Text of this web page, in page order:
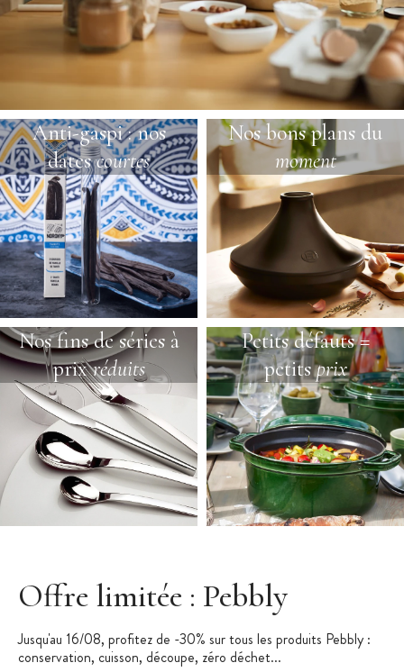
Anti-gaspi : nos
datescourtes
Nos bons plans du
moment
Nos fins de séries à
prixréduits
Petits défauts =
petitsprix
Offre limitée : Pebbly
Jusqu'au 16/08, profitez de -30% sur tous les produits Pebbly :
conservation, cuisson, découpe, zéro déchet...